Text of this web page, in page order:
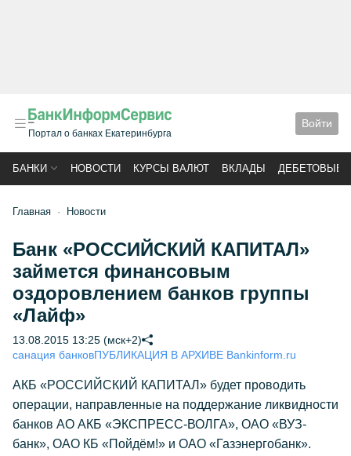
Портал о банках Екатеринбурга
Войти
БАНКИ НОВОСТИ КУРСЫ ВАЛЮТ ВКЛАДЫ ДЕБЕТОВЫЕ
Главная Новости
Банк «РОССИЙСКИЙ КАПИТАЛ»
займется финансовым
оздоровлением банков группы
«Лайф»
13.08.2015 13:25 (мск+2)
санация банковПУБЛИКАЦИЯ В АРХИВЕ Bankinform.ru
АКБ «РОССИЙСКИЙ КАПИТАЛ» будет проводить
операции, направленные на поддержание ликвидности
банков АО АКБ «ЭКСПРЕСС-ВОЛГА», ОАО «ВУЗ-
банк», ОАО КБ «Пойдём!» и ОАО «Газэнергобанк».